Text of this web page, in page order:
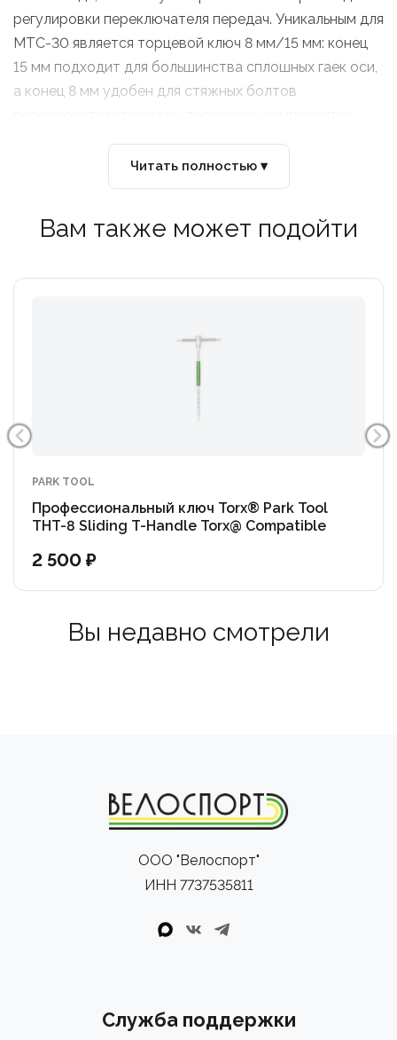
регулировки переключателя передач. Уникальным для
MTC-30 является торцевой ключ 8 мм/15 мм: конец
15 мм подходит для большинства сплошных гаек оси,
а конец 8 мм удобен для стяжных болтов
другого. Изготовлен из сверхпрочной композитной
многопозиционной ручки и закаленных и покрытых
использование. Благодаря компактному и легкому
сумки или рюкзака.
Читать полностью ▾
Вам также может подойти
PARK TOOL
Профессиональный ключ Torx® Park Tool
THT-8 Sliding T-Handle Torx@ Compatible
2 500 ₽
Вы недавно смотрели
ООО "Велоспорт"
ИНН 7737535811
Служба поддержки